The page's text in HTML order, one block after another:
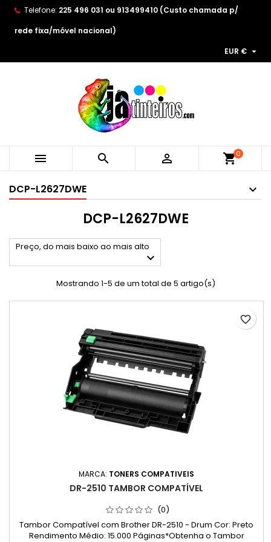
Telefone: 225 496 031 ou 913499410 (Custo chamada p/
rede fixa/móvel nacional)
EUR € 
   shopping_cart0
DCP-L2627DWE
DCP-L2627DWE
Preço, do mais baixo ao mais alto

Mostrando 1-5 de um total de 5 artigo(s)
MARCA: TONERS COMPATIVEIS
DR-2510 TAMBOR COMPATÍVEL
(0)
Tambor Compatível com Brother DR-2510 - Drum Cor: Preto
Rendimento Médio: 15.000 Páginas*Obtenha o Tambor
favorite_border
As minhas listas de desejos ×
((modalTitle)) ×
((cancelText)) ((modalDeleteText))
Create wishlist ×
Wishlist name
Cancelar Create wishlist
Entrar ×
You need to be logged in to save products in your
wishlist.
Cancelar